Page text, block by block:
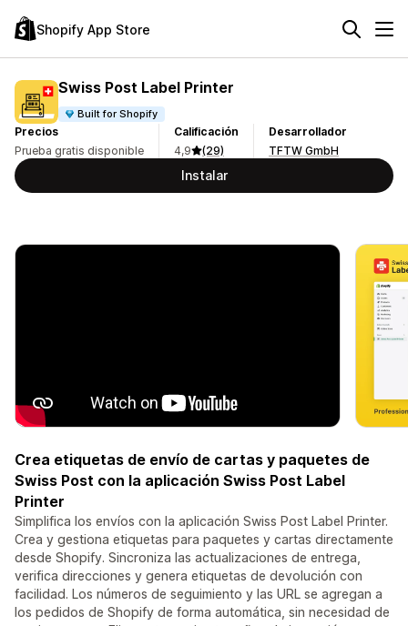
Shopify App Store
Swiss Post Label Printer
Built for Shopify
Precios
Prueba gratis disponible
Calificación
4,9
(29)
Desarrollador
TFTW GmbH
Instalar
Crea etiquetas de envío de cartas y paquetes de
Swiss Post con la aplicación Swiss Post Label
Printer
Simplifica los envíos con la aplicación Swiss Post Label Printer.
Crea y gestiona etiquetas para paquetes y cartas directamente
desde Shopify. Sincroniza las actualizaciones de entrega,
verifica direcciones y genera etiquetas de devolución con
facilidad. Los números de seguimiento y las URL se agregan a
los pedidos de Shopify de forma automática, sin necesidad de